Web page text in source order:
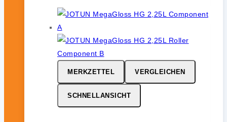
MERKZETTEL VERGLEICHEN
SCHNELLANSICHT